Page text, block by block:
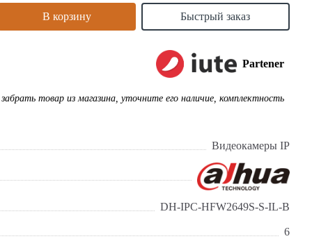
В корзину Быстрый заказ
Partener
товар из магазина, уточните его наличие, комплектность
Видеокамеры IP
DH-IPC-HFW2649S-S-IL-B
6